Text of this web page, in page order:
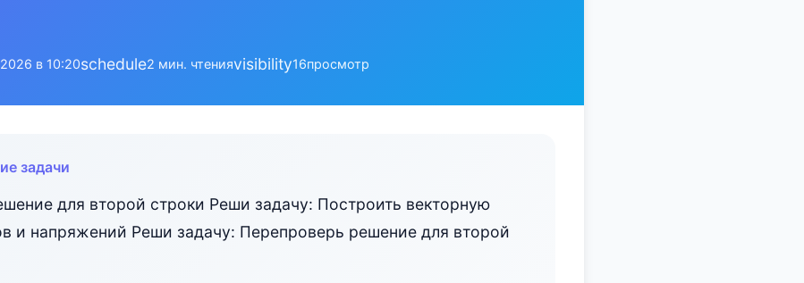
в 10:20schedule2 мин. чтенияvisibility16просмотр
задачи
для второй строки Реши задачу: Построить векторную
и напряжений Реши задачу: Перепроверь решение для второй